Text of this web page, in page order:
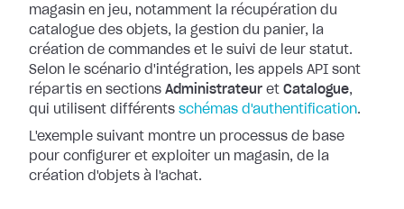
magasin en jeu, notamment la récupération du
catalogue des objets, la gestion du panier, la
création de commandes et le suivi de leur statut.
Selon le scénario d'intégration, les appels API sont
répartis en sections Administrateur et Catalogue,
qui utilisent différents schémas d'authentification.
L'exemple suivant montre un processus de base
pour configurer et exploiter un magasin, de la
création d'objets à l'achat.